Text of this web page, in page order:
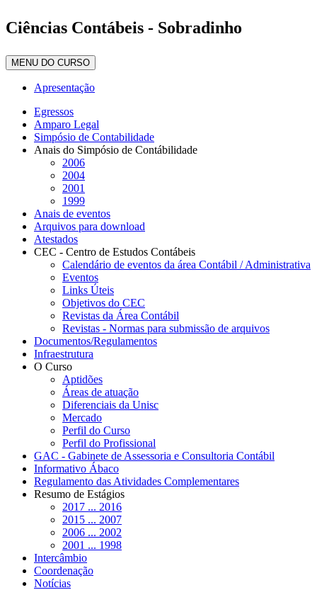
Ciências Contábeis - Sobradinho
MENU DO CURSO
Apresentação
Egressos
Amparo Legal
Simpósio de Contabilidade
Anais do Simpósio de Contábilidade
2006
2004
2001
1999
Anais de eventos
Arquivos para download
Atestados
CEC - Centro de Estudos Contábeis
Calendário de eventos da área Contábil / Administrativa
Eventos
Links Úteis
Objetivos do CEC
Revistas da Área Contábil
Revistas - Normas para submissão de arquivos
Documentos/Regulamentos
Infraestrutura
O Curso
Aptidões
Áreas de atuação
Diferenciais da Unisc
Mercado
Perfil do Curso
Perfil do Profissional
GAC - Gabinete de Assessoria e Consultoria Contábil
Informativo Ábaco
Regulamento das Atividades Complementares
Resumo de Estágios
2017 ... 2016
2015 ... 2007
2006 ... 2002
2001 ... 1998
Intercâmbio
Coordenação
Notícias